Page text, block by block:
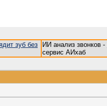
зуб без
ИИ анализ звонков -
сервис АИхаб